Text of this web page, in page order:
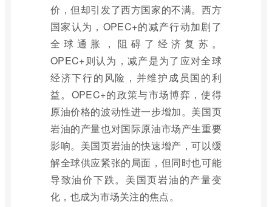
价，但却引发了西方国家的不满。西方
国家认为，OPEC+的减产行动加剧了
全球通胀，阻碍了经济复苏。
OPEC+则认为，减产是为了应对全球
经济下行的风险，并维护成员国的利
益。OPEC+的政策与市场博弈，使得
原油价格的波动性进一步增加。美国页
岩油的产量也对国际原油市场产生重要
影响。美国页岩油的快速增产，可以缓
解全球供应紧张的局面，但同时也可能
导致油价下跌。美国页岩油的产量变
化，也成为市场关注的焦点。